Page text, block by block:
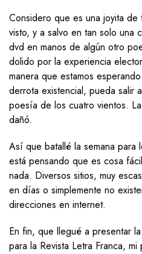
Considero que es una joyita de
visto, y a salvo en tan solo una
dvd en manos de algún otro
dolido por la experiencia
manera que estamos
derrota existencial, pueda salir
poesía de los cuatro vientos.
dañó.
Así que batallé la semana para
está pensando que es cosa
nada. Diversos sitios, muy
en días o simplemente no
direcciones en internet.
En fin, que llegué a presentar
para la Revista Letra Franca,